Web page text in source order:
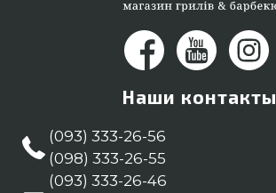
Наши контакты
(093) 333-26-56
(098) 333-26-55
(093) 333-26-46